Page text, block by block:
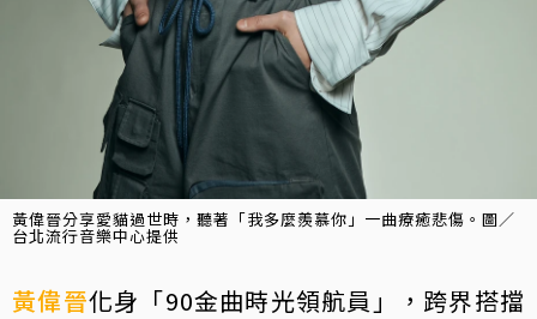
黃偉晉分享愛貓過世時，聽著「我多麼羨慕你」一曲療癒悲傷。圖／
台北流行音樂中心提供
黃偉晉化身「90金曲時光領航員」，跨界搭擋